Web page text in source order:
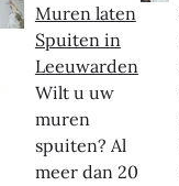
Muren laten
Spuiten in
Leeuwarden
Wilt u uw
muren
spuiten? Al
meer dan 20